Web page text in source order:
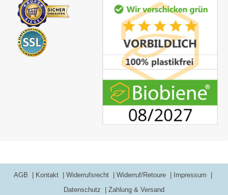
AGB Kontakt Widerrufsrecht Widerruf/Retoure
Impressum
Datenschutz
Zahlung & Versand